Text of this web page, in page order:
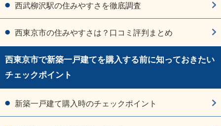
西武柳沢駅の住みやすさを徹底調査
西東京市の住みやすさは？口コミ評判まとめ
西東京市で新築一戸建てを購入する前に知っておきたい
チェックポイント
新築一戸建て購入時のチェックポイント